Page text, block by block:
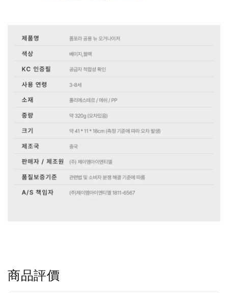
商品評價